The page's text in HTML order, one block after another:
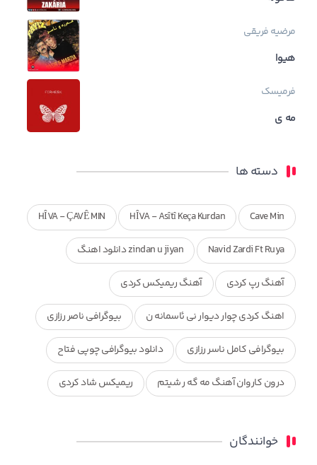
مرضیه فریقی
هیوا
فرمیسک
مه ی
دسته ها
Cave Min
HÎVA - Asîtî Keça Kurdan
HÎVA - ÇAVÊ MIN
Navid Zardi Ft Ruya zindan u jiyan دانلود اهنگ
آهنگ رپ کردی آهنگ ریمیکس کردی
اهنگ کردی چوار دیوار نی ئاسمانه ن بیوگرافی ناصر رزازی
بیوگرافی کامل ناسر رزازی دانلود بیوگرافی چوپی فتاح
درون کاروان آهنگ مه گه ر شیتم ریمیکس شاد کردی
محمد جزا
خوانندگان